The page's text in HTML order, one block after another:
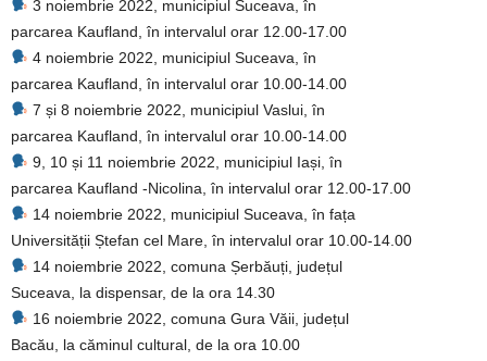
3 noiembrie 2022, municipiul Suceava, în
parcarea Kaufland, în intervalul orar ‪12.00-17.00‬
4 noiembrie 2022, municipiul Suceava, în
parcarea Kaufland, în intervalul orar ‪10.00-14.00‬
7 și 8 noiembrie 2022, municipiul Vaslui, în
parcarea Kaufland, în intervalul orar ‪10.00-14.00‬
9, 10 și 11 noiembrie 2022, municipiul Iași, în
parcarea Kaufland -Nicolina, în intervalul orar ‪12.00-17.00‬
14 noiembrie 2022, municipiul Suceava, în fața
Universității Ștefan cel Mare, în intervalul orar ‪10.00-14.00‬
14 noiembrie 2022, comuna Șerbăuți, județul
Suceava, la dispensar, de la ora 14.30
16 noiembrie 2022, comuna Gura Văii, județul
Bacău, la căminul cultural, de la ora 10.00